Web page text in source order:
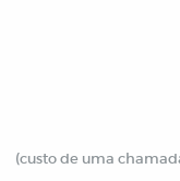
(custo de uma